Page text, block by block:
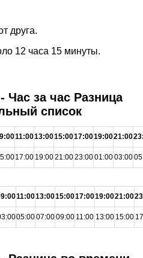
друга.
12 часа 15 минуты.
Час за час Разница
список
11:0013:0015:0017:0019:0021:00
17:00 19:0021:0023:0001:0003:00
11:0013:0015:0017:0019:0021:00
05:0007:0009:00 11:00 13:00 15:00